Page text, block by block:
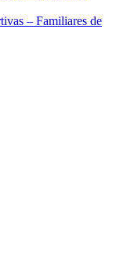
– Familiares de